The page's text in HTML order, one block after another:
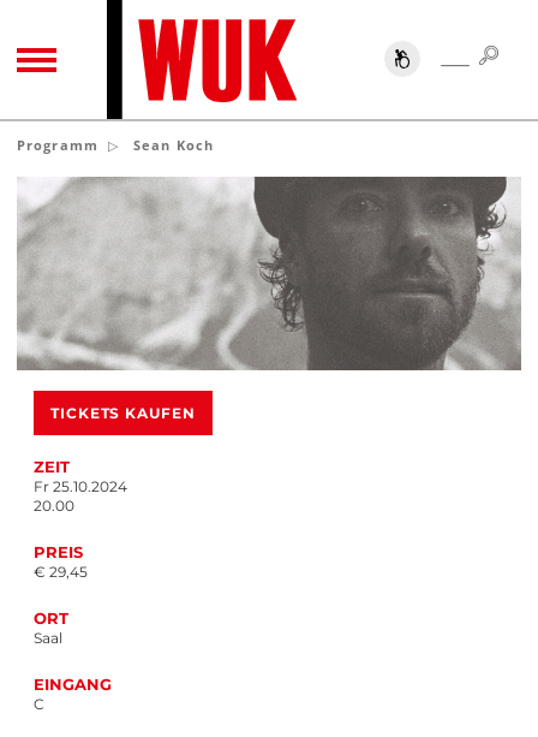
TOGGLE NAVIGATION SUCHE
Programm Sean Koch
TICKETS KAUFEN
ZEIT
Fr 25.10.2024
20.00
PREIS
€ 29,45
ORT
Saal
EINGANG
C